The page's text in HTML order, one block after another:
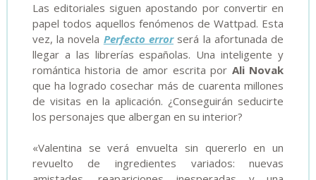
Las editoriales siguen apostando por convertir en
papel todos aquellos fenómenos de Wattpad. Esta
vez, la novela Perfecto errorserá la afortunada de
llegar a las librerías españolas. Una inteligente y
romántica historia de amor escrita por Ali Novak
que ha logrado cosechar más de cuarenta millones
de visitas en la aplicación. ¿Conseguirán seducirte
los personajes que albergan en su interior?
«Valentina se verá envuelta sin quererlo en un
revuelto de ingredientes variados: nuevas